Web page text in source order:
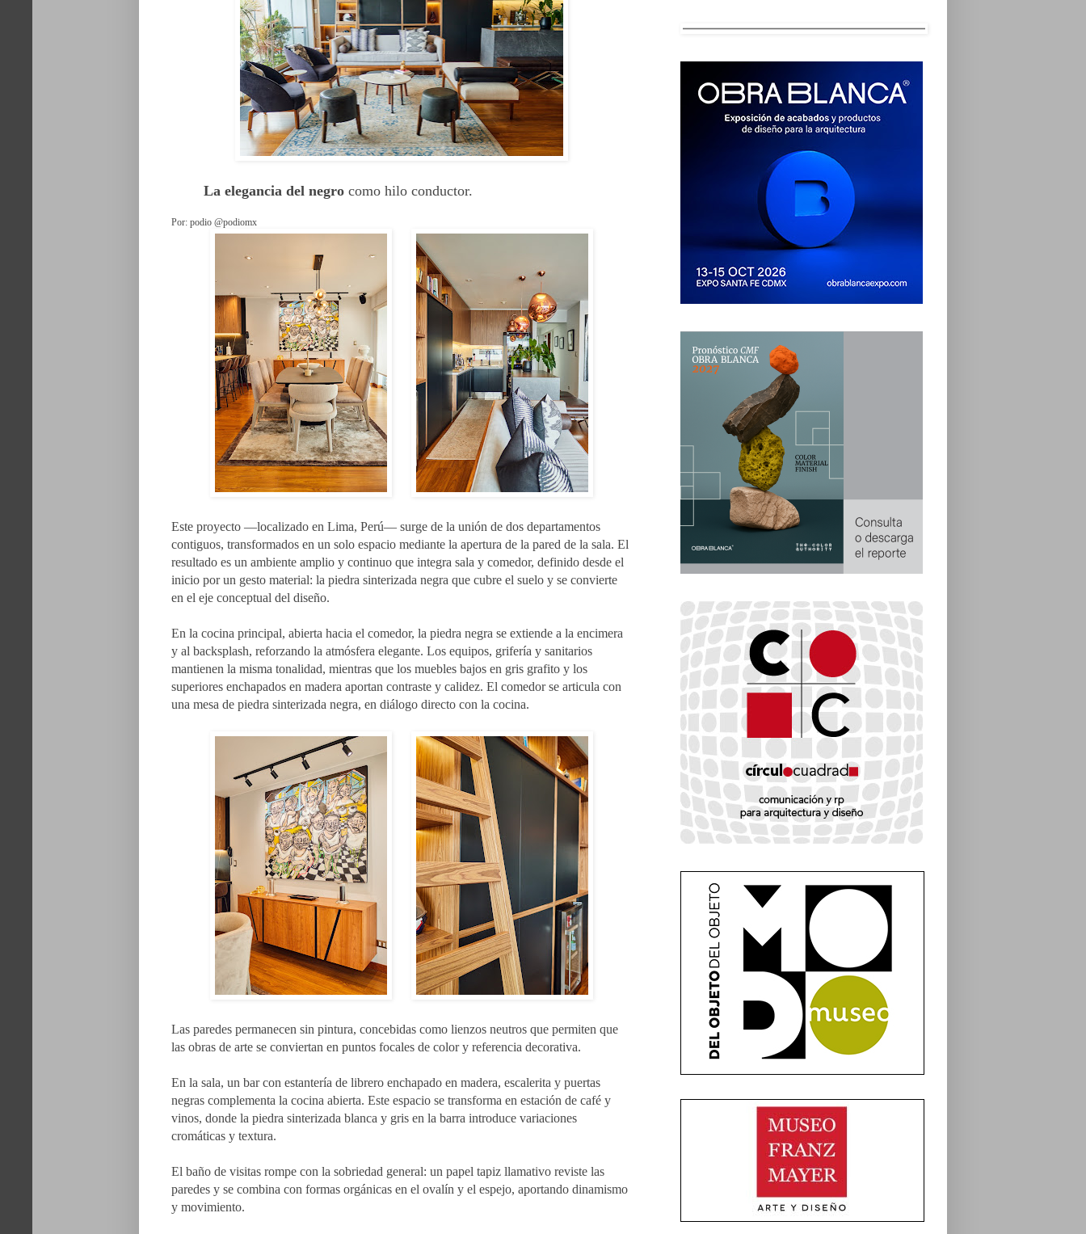
La elegancia del negro como hilo conductor.
Por: podio @podiomx
Este proyecto —localizado en Lima, Perú— surge de la unión de dos departamentos
contiguos, transformados en un solo espacio mediante la apertura de la pared de la sala. El
resultado es un ambiente amplio y continuo que integra sala y comedor, definido desde el
inicio por un gesto material: la piedra sinterizada negra que cubre el suelo y se convierte
en el eje conceptual del diseño.
En la cocina principal, abierta hacia el comedor, la piedra negra se extiende a la encimera
y al backsplash, reforzando la atmósfera elegante. Los equipos, grifería y sanitarios
mantienen la misma tonalidad, mientras que los muebles bajos en gris grafito y los
superiores enchapados en madera aportan contraste y calidez. El comedor se articula con
una mesa de piedra sinterizada negra, en diálogo directo con la cocina.
Las paredes permanecen sin pintura, concebidas como lienzos neutros que permiten que
las obras de arte se conviertan en puntos focales de color y referencia decorativa.
En la sala, un bar con estantería de librero enchapado en madera, escalerita y puertas
negras complementa la cocina abierta. Este espacio se transforma en estación de café y
vinos, donde la piedra sinterizada blanca y gris en la barra introduce variaciones
cromáticas y textura.
El baño de visitas rompe con la sobriedad general: un papel tapiz llamativo reviste las
paredes y se combina con formas orgánicas en el ovalín y el espejo, aportando dinamismo
y movimiento.